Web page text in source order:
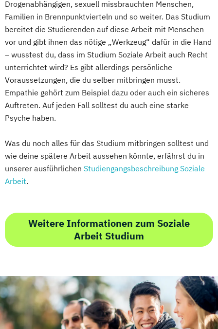
Drogenabhängigen, sexuell missbrauchten Menschen,
Familien in Brennpunktvierteln und so weiter. Das Studium
bereitet die Studierenden auf diese Arbeit mit Menschen
vor und gibt ihnen das nötige „Werkzeug“ dafür in die Hand
– wusstest du, dass im Studium Soziale Arbeit auch Recht
unterrichtet wird? Es gibt allerdings persönliche
Voraussetzungen, die du selber mitbringen musst.
Empathie gehört zum Beispiel dazu oder auch ein sicheres
Auftreten. Auf jeden Fall solltest du auch eine starke
Psyche haben.
Was du noch alles für das Studium mitbringen solltest und
wie deine spätere Arbeit aussehen könnte, erfährst du in
unserer ausführlichen Studiengangsbeschreibung Soziale
Arbeit.
Weitere Informationen zum Soziale
Arbeit Studium